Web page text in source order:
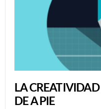
LA
DE A PIE